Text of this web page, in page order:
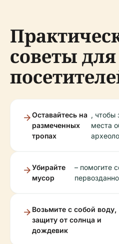
советы для
Оставайтесь на
размеченных
тропах
, чтобы
места
Убирайте
мусор
– помогите
Возьмите с собой воду,
защиту от солнца и
дождевик